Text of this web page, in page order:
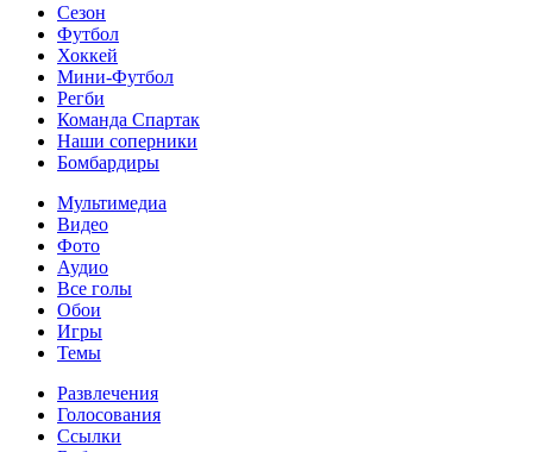
Сезон
Футбол
Хоккей
Мини-Футбол
Регби
Команда Спартак
Наши соперники
Бомбардиры
Мультимедиа
Видео
Фото
Аудио
Все голы
Обои
Игры
Темы
Развлечения
Голосования
Ссылки